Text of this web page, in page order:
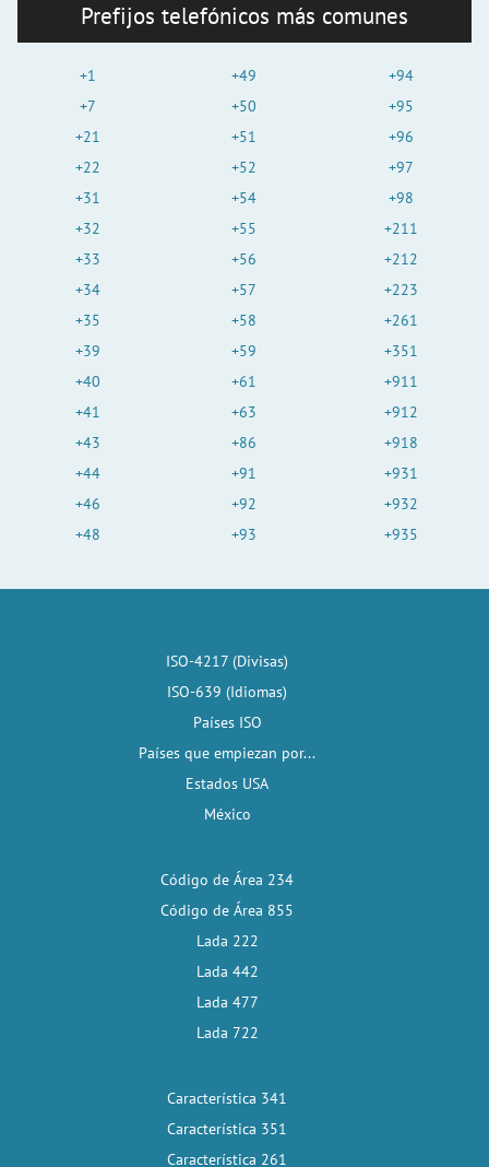
Prefijos telefónicos más comunes
+1
+7
+21
+22
+31
+32
+33
+34
+35
+39
+40
+41
+43
+44
+46
+48
+49
+50
+51
+52
+54
+55
+56
+57
+58
+59
+61
+63
+86
+91
+92
+93
+94
+95
+96
+97
+98
+211
+212
+223
+261
+351
+911
+912
+918
+931
+932
+935
ISO-4217 (Divisas)
ISO-639 (Idiomas)
Países ISO
Países que empiezan por...
Estados USA
México
Código de Área 234
Código de Área 855
Lada 222
Lada 442
Lada 477
Lada 722
Característica 341
Característica 351
Característica 261